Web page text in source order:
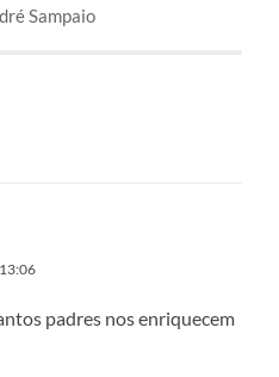
Sampaio
padres nos enriquecem